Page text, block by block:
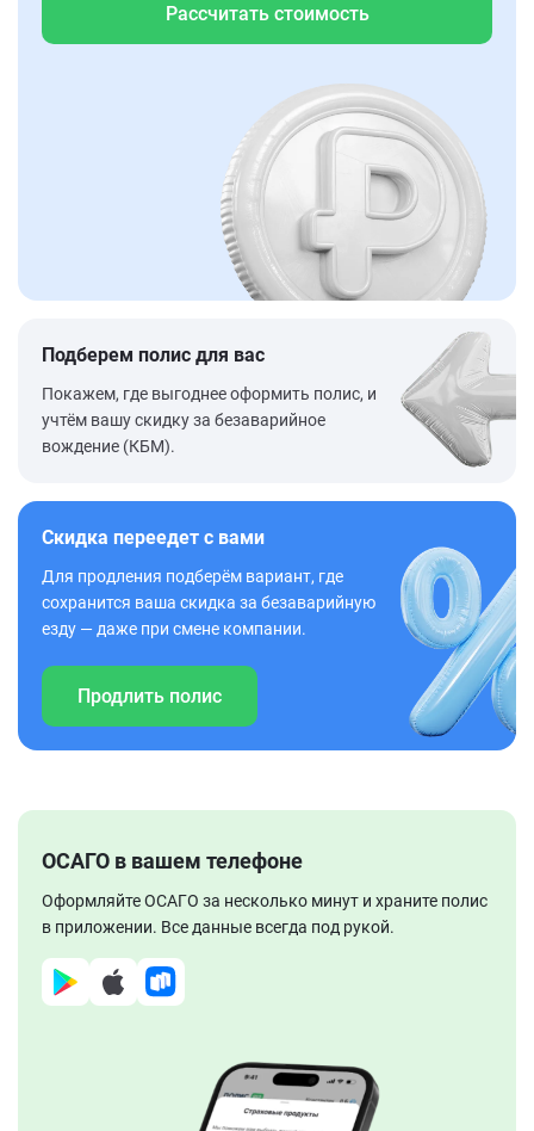
Рассчитать стоимость
Подберем полис для вас
Покажем, где выгоднее оформить полис, и
учтём вашу скидку за безаварийное
вождение (КБМ).
Скидка переедет с вами
Для продления подберём вариант, где
сохранится ваша скидка за безаварийную
езду — даже при смене компании.
Продлить полис
ОСАГО в вашем телефоне
Оформляйте ОСАГО за несколько минут и храните полис
в приложении. Все данные всегда под рукой.